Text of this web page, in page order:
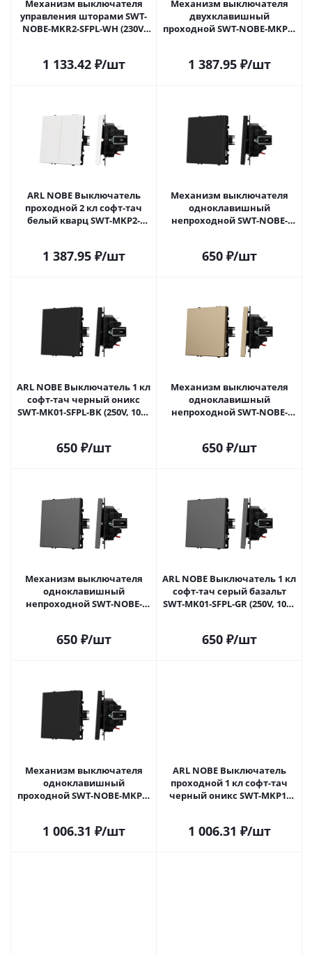
Механизм выключателя
управления шторами SWT-
NOBE-MKR2-SFPL-WH (230V,
1 133.42₽/шт
Механизм выключателя
двухклавишный
проходной SWT-NOBE-MKP2-
Самаре
1 387.95₽/шт
ARL NOBE Выключатель
проходной 2 кл софт-тач
белый кварц SWT-MKP2-
1 387.95₽/шт
Механизм выключателя
одноклавишный
непроходной SWT-NOBE-
054243 в Самаре
650₽/шт
ARL NOBE Выключатель 1 кл
софт-тач черный оникс
SWT-MK01-SFPL-BK (250V, 10A)
650₽/шт
Механизм выключателя
одноклавишный
непроходной SWT-NOBE-
054244 в Самаре
650₽/шт
Механизм выключателя
одноклавишный
непроходной SWT-NOBE-
054245 в Самаре
650₽/шт
ARL NOBE Выключатель 1 кл
софт-тач серый базальт
SWT-MK01-SFPL-GR (250V, 10A)
650₽/шт
Механизм выключателя
одноклавишный
проходной SWT-NOBE-MKP1-
Самаре
1 006.31 ₽/шт
ARL NOBE Выключатель
проходной 1 кл софт-тач
черный оникс SWT-MKP1-
1 006.31 ₽/шт